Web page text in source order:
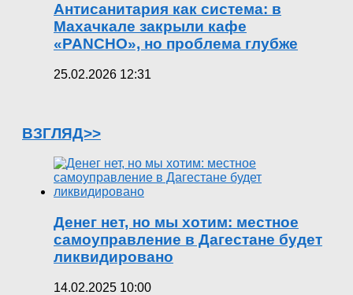
Антисанитария как система: в
Махачкале закрыли кафе
«PANCHO», но проблема глубже
25.02.2026 12:31
ВЗГЛЯД>>
Денег нет, но мы хотим: местное
самоуправление в Дагестане будет
ликвидировано
14.02.2025 10:00